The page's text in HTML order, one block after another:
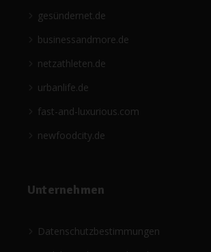
gesündernet.de
businessandmore.de
netzathleten.de
urbanlife.de
fast-and-luxurious.com
newfoodcity.de
Unternehmen
Datenschutzbestimmungen